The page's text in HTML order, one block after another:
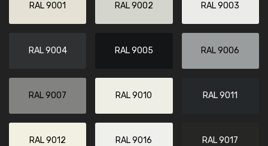
RAL 9001 RAL 9002 RAL 9003
RAL 9004 RAL 9005 RAL 9006
RAL 9007 RAL 9010 RAL 9011
RAL 9012 RAL 9016 RAL 9017